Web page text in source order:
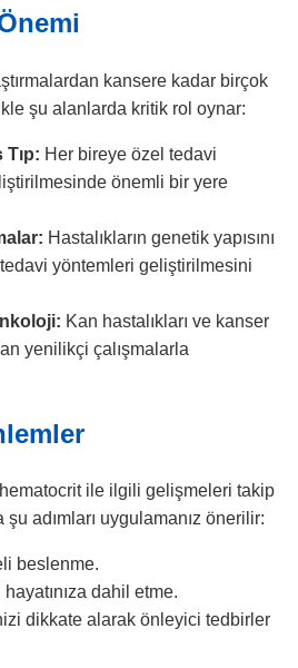
kansere kadar birçok
şu alanlarda kritik rol oynar:
Her bireye özel tedavi
önemli bir yere
Hastalıkların genetik yapısını
yöntemleri geliştirilmesini
Kan hastalıkları ve kanser
yenilikçi çalışmalarla
ile ilgili gelişmeleri takip
adımları uygulamanız önerilir:
beslenme.
dahil etme.
dikkate alarak önleyici tedbirler